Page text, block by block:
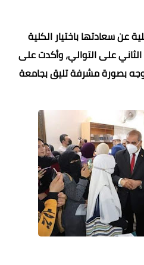
عن سعادتها باختيار الكلية
على التوالي، وأكدت على
بصورة مشرفة تليق بجامعة